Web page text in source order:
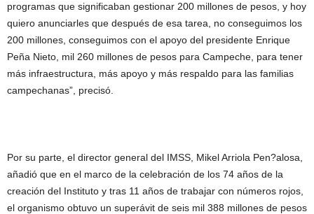
programas que significaban gestionar 200 millones de pesos, y hoy
quiero anunciarles que después de esa tarea, no conseguimos los
200 millones, conseguimos con el apoyo del presidente Enrique
Peña Nieto, mil 260 millones de pesos para Campeche, para tener
más infraestructura, más apoyo y más respaldo para las familias
campechanas”, precisó.
Por su parte, el director general del IMSS, Mikel Arriola Pen?alosa,
añadió que en el marco de la celebración de los 74 años de la
creación del Instituto y tras 11 años de trabajar con números rojos,
el organismo obtuvo un superávit de seis mil 388 millones de pesos